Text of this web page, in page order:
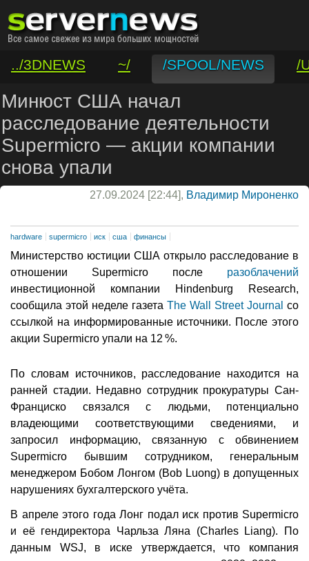
../3DNEWS ~/ /SPOOL/NEWS
/
/VAR/CONTACT
Минюст США начал
расследование деятельности
Supermicro — акции компании
снова упали
27.09.2024 [22:44], Владимир Мироненко
hardware supermicro иск сша финансы
Министерство юстиции США открыло расследование в
отношении Supermicro после разоблачений
инвестиционной компании Hindenburg Research,
сообщила этой неделе газета The Wall Street Journal со
ссылкой на информированные источники. После этого
акции Supermicro упали на 12 %.
По словам источников, расследование находится на
ранней стадии. Недавно сотрудник прокуратуры Сан-
Франциско связался с людьми, потенциально
владеющими соответствующими сведениями, и
запросил информацию, связанную с обвинением
Supermicro бывшим сотрудником, генеральным
менеджером Бобом Лонгом (Bob Luong) в допущенных
нарушениях бухгалтерского учёта.
В апреле этого года Лонг подал иск против Supermicro
и её гендиректора Чарльза Ляна (Charles Liang). По
данным WSJ, в иске утверждается, что компания